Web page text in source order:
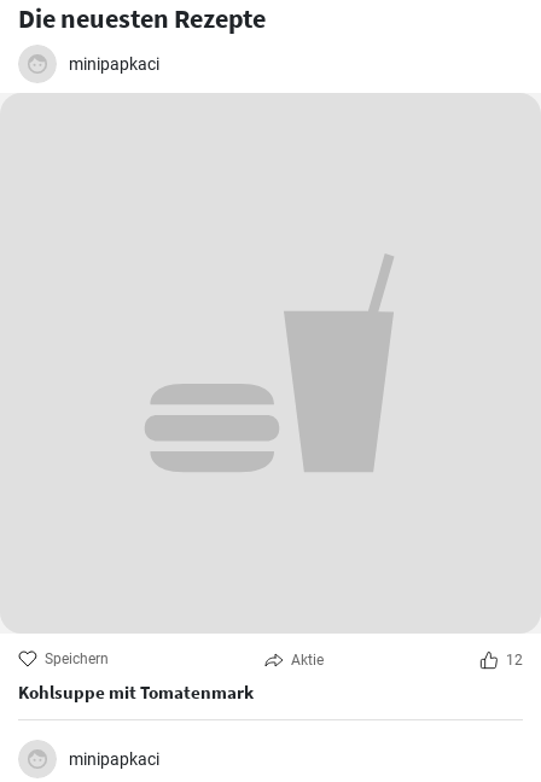
Die neuesten Rezepte
minipapkaci
Speichern Aktie 12
Kohlsuppe mit Tomatenmark
minipapkaci